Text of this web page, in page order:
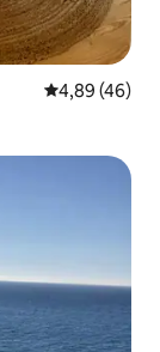
Средна
4,89 (46)